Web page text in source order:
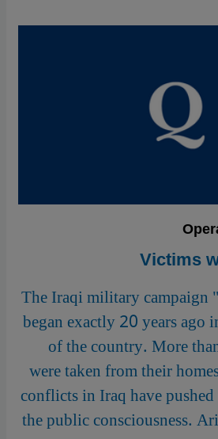
Victims
The Iraqi military
began exactly 20 years ago
of the country. More
were taken from their
conflicts in Iraq have
the public consciousness.